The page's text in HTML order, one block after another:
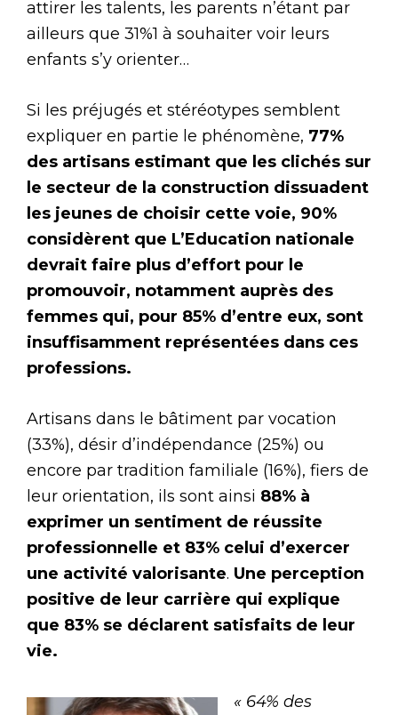
attirer les talents, les parents n’étant par
ailleurs que 31%1 à souhaiter voir leurs
enfants s’y orienter…
Si les préjugés et stéréotypes semblent
expliquer en partie le phénomène, 77%
des artisans estimant que les clichés sur
le secteur de la construction dissuadent
les jeunes de choisir cette voie, 90%
considèrent que L’Education nationale
devrait faire plus d’effort pour le
promouvoir, notamment auprès des
femmes qui, pour 85% d’entre eux, sont
insuffisamment représentées dans ces
professions.
Artisans dans le bâtiment par vocation
(33%), désir d’indépendance (25%) ou
encore par tradition familiale (16%), fiers de
leur orientation, ils sont ainsi 88% à
exprimer un sentiment de réussite
professionnelle et 83% celui d’exercer
une activité valorisante. Une perception
positive de leur carrière qui explique
que 83% se déclarent satisfaits de leur
vie.
« 64% des